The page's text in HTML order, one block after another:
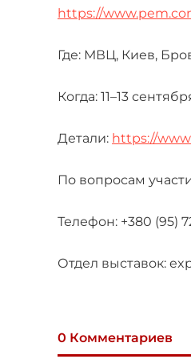
https://
Где: МВЦ, Киев,
Когда: 11–13
Детали: https://
По вопросам
Телефон: +380 (95)
Отдел выставок:
0 Комментариев